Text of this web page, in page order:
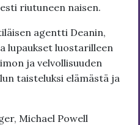
riutuneen naisen.
agentti Deanin,
lupaukset luostarilleen
ja velvollisuuden
taisteluksi elämästä ja
Michael Powell